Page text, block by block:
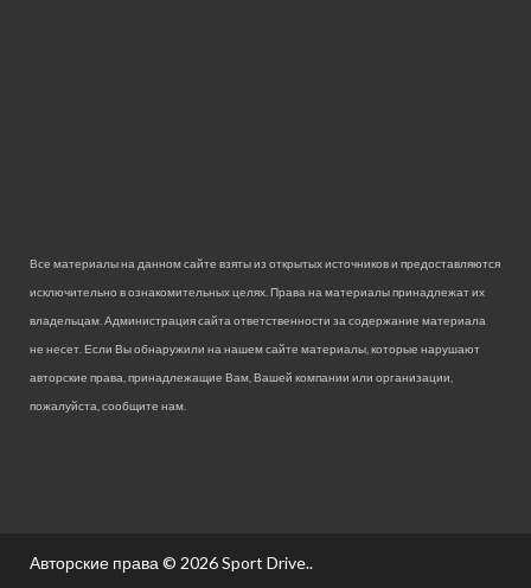
Все материалы на данном сайте взяты из открытых источников и предоставляются
исключительно в ознакомительных целях. Права на материалы принадлежат их
владельцам. Администрация сайта ответственности за содержание материала
не несет. Если Вы обнаружили на нашем сайте материалы, которые нарушают
авторские права, принадлежащие Вам, Вашей компании или организации,
пожалуйста, сообщите нам.
Авторские права © 2026Sport Drive..